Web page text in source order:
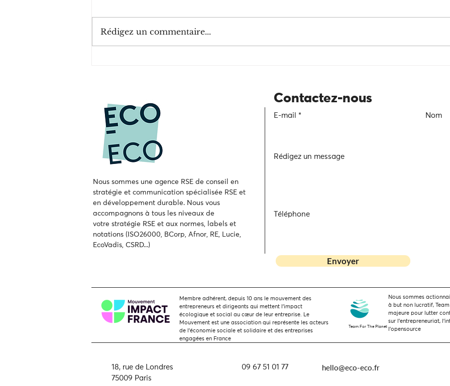
Rédigez un commentaire...
Nous sommes une agence RSE de conseil en
stratégie et communication spécialisée RSE et
en développement durable. Nous vous
accompagnons à tous les niveaux de
votrestratégie RSE et aux normes, labels et
notations (ISO26000, BCorp, Afnor, RE, Lucie,
EcoVadis, CSRD...)
Contactez-nous
E-mail Nom
Rédigez un message
Téléphone
Envoyer
Membre adhérent, depuis 10 ans le mouvement des
entrepreneurs et dirigeants qui mettent l’impact
écologique et social au cœur de leur entreprise. Le
Mouvement est une association qui représente les acteurs
de l'économie sociale et solidaire et des entreprises
engagées en France
Nous sommes
à but non lucratif,
majeure pour lutter
sur l'entrepreneuriat,
l'opensource
Team For The Planet
18, rue de Londres
75009 Paris
09 67 51 01 77 hello@eco-eco.fr